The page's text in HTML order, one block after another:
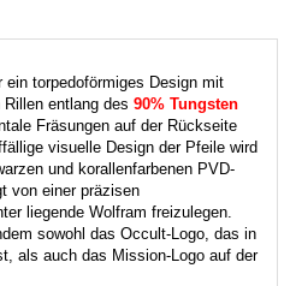
torpedoförmiges Design mit
entlang des 90% Tungsten
Fräsungen auf der Rückseite
visuelle Design der Pfeile wird
und korallenfarbenen PVD-
von einer präzisen
liegende Wolfram freizulegen.
sowohl das Occult-Logo, das in
als auch das Mission-Logo auf der